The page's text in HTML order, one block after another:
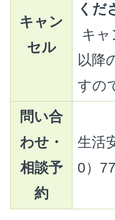
キャン
セル
くだ
キャ
以降
すの
問い合
わせ・
相談予
約
生活
0）